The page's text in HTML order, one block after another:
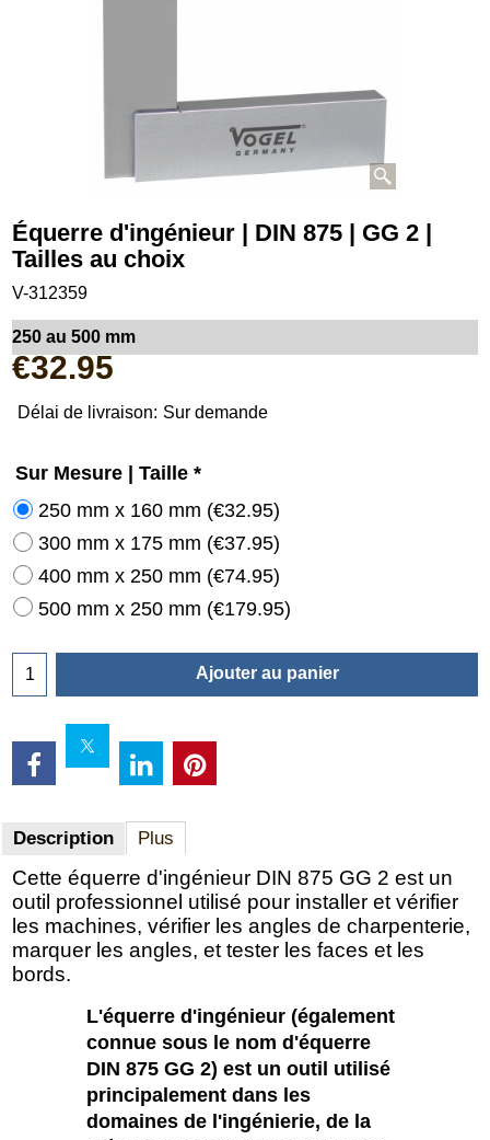
Équerre d'ingénieur | DIN 875 | GG 2 |
Tailles au choix
V-312359
250 au 500 mm
€32.95
Délai de livraison: Sur demande
Sur Mesure | Taille *
250 mm x 160 mm (€32.95)
300 mm x 175 mm (€37.95)
400 mm x 250 mm (€74.95)
500 mm x 250 mm (€179.95)
Ajouter au panier
Description Plus
Cette équerre d'ingénieur DIN 875 GG 2 est un
outil professionnel utilisé pour installer et vérifier
les machines, vérifier les angles de charpenterie,
marquer les angles, et tester les faces et les
bords.
L'équerre d'ingénieur (également
connue sous le nom d'équerre
DIN 875 GG 2) est un outil utilisé
principalement dans les
domaines de l'ingénierie, de la